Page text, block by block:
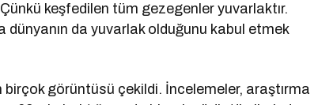
keşfedilen tüm gezegenler yuvarlaktır.
dünyanın da yuvarlak olduğunu kabul etmek
birçok görüntüsü çekildi. İncelemeler, araştırma